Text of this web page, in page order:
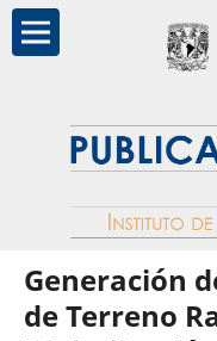
Generación
de Terreno